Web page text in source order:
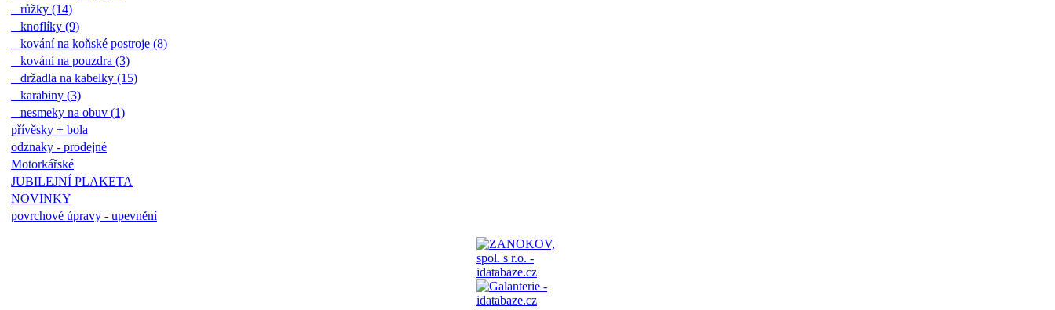
růžky (14)
knoflíky (9)
kování na koňské postroje (8)
kování na pouzdra (3)
držadla na kabelky (15)
karabiny (3)
nesmeky na obuv (1)
přívěsky + bola
odznaky - prodejné
Motorkářské
JUBILEJNÍ PLAKETA
NOVINKY
povrchové úpravy - upevnění